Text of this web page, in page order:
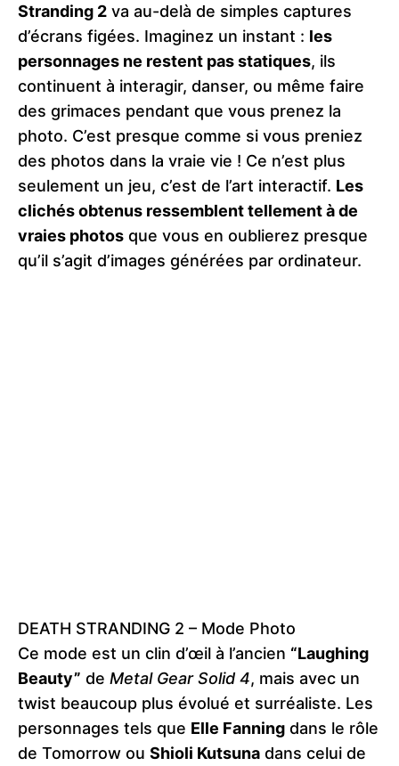
Stranding 2 va au-delà de simples captures
d’écrans figées. Imaginez un instant : les
personnages ne restent pas statiques, ils
continuent à interagir, danser, ou même faire
des grimaces pendant que vous prenez la
photo. C’est presque comme si vous preniez
des photos dans la vraie vie ! Ce n’est plus
seulement un jeu, c’est de l’art interactif. Les
clichés obtenus ressemblent tellement à de
vraies photos que vous en oublierez presque
qu’il s’agit d’images générées par ordinateur.
DEATH STRANDING 2 – Mode Photo
Ce mode est un clin d’œil à l’ancien “Laughing
Beauty” de Metal Gear Solid 4, mais avec un
twist beaucoup plus évolué et surréaliste. Les
personnages tels que Elle Fanning dans le rôle
de Tomorrow ou Shioli Kutsuna dans celui de